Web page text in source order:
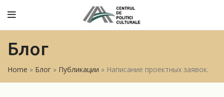
Блог
Home » Блог » Публикации » Написание проектных заявок.